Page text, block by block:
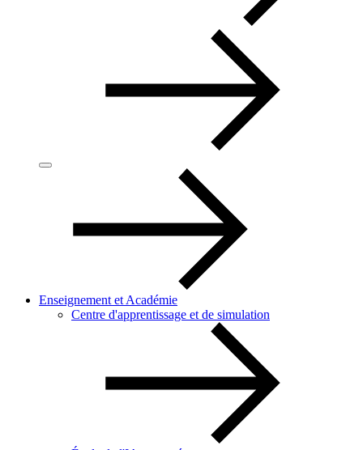
Enseignement et Académie
Centre d'apprentissage et de simulation